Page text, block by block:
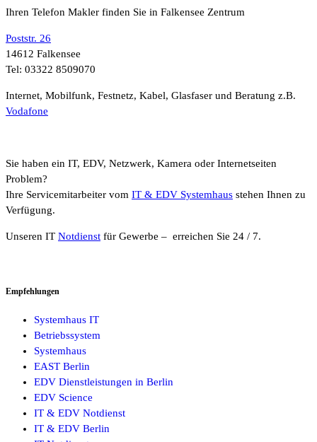
Ihren Telefon Makler finden Sie in Falkensee Zentrum
Poststr. 26
14612 Falkensee
Tel: 03322 8509070
Internet, Mobilfunk, Festnetz, Kabel, Glasfaser und Beratung z.B.
Vodafone
Sie haben ein IT, EDV, Netzwerk, Kamera oder Internetseiten
Problem?
Ihre Servicemitarbeiter vom IT & EDV Systemhaus stehen Ihnen zu
Verfügung.
Unseren IT Notdienst für Gewerbe – erreichen Sie 24 / 7.
Empfehlungen
Systemhaus IT
Betriebssystem
Systemhaus
EAST Berlin
EDV Dienstleistungen in Berlin
EDV Science
IT & EDV Notdienst
IT & EDV Berlin